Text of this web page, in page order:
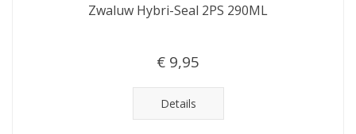
Zwaluw Hybri-Seal 2PS 290ML
€ 9,95
Details